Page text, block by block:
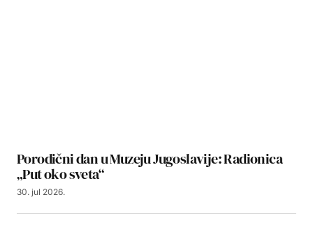
Porodični dan u Muzeju Jugoslavije: Radionica
„Put oko sveta“
30. jul 2026.